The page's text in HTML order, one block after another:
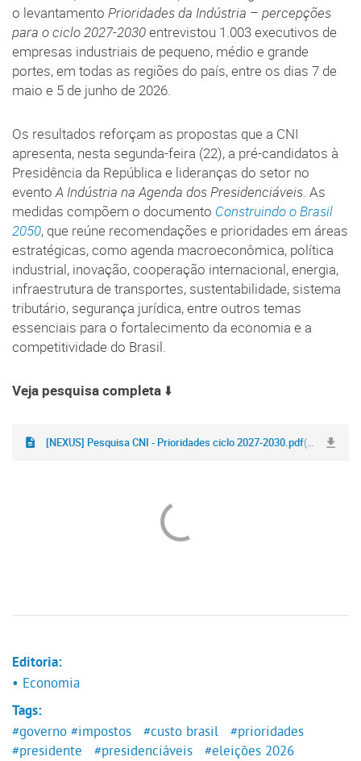
o levantamento Prioridades da Indústria – percepções
para o ciclo 2027-2030entrevistou 1.003 executivos de
empresas industriais de pequeno, médio e grande
portes, em todas as regiões do país, entre os dias 7 de
maio e 5 de junho de 2026.
Os resultados reforçam as propostas que a CNI
apresenta, nesta segunda-feira (22), a pré-candidatos à
Presidência da República e lideranças do setor no
eventoA Indústria na Agenda dos Presidenciáveis. As
medidas compõem o documento Construindo o Brasil
2050, que reúne recomendações e prioridades em áreas
estratégicas, como agenda macroeconômica, política
industrial, inovação, cooperação internacional, energia,
infraestrutura de transportes, sustentabilidade, sistema
tributário, segurança jurídica, entre outros temas
essenciais para o fortalecimento da economia e a
competitividade do Brasil.
Veja pesquisa completa ⬇️
[NEXUS] Pesquisa CNI - Prioridades ciclo 2027-2030.pdf(1,4 MB)
Editoria:
• Economia
Tags:
#governo #impostos #custo brasil
#prioridades
#presidente
#presidenciáveis
#eleições 2026